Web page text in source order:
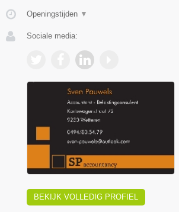
Openingstijden ▼
Sociale media:
BEKIJK VOLLEDIG PROFIEL